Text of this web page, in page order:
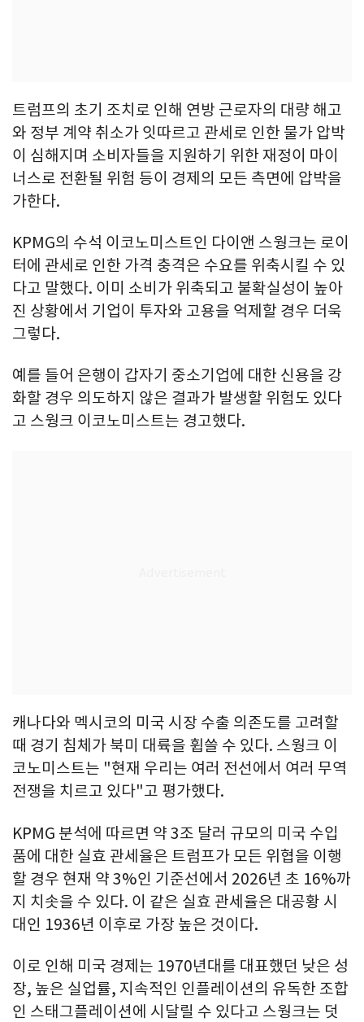
트럼프의 초기 조치로 인해 연방 근로자의 대량 해고
와 정부 계약 취소가 잇따르고 관세로 인한 물가 압박
이 심해지며 소비자들을 지원하기 위한 재정이 마이
너스로 전환될 위험 등이 경제의 모든 측면에 압박을
가한다.
KPMG의 수석 이코노미스트인 다이앤 스웡크는 로이
터에 관세로 인한 가격 충격은 수요를 위축시킬 수 있
다고 말했다. 이미 소비가 위축되고 불확실성이 높아
진 상황에서 기업이 투자와 고용을 억제할 경우 더욱
그렇다.
예를 들어 은행이 갑자기 중소기업에 대한 신용을 강
화할 경우 의도하지 않은 결과가 발생할 위험도 있다
고 스웡크 이코노미스트는 경고했다.
캐나다와 멕시코의 미국 시장 수출 의존도를 고려할
때 경기 침체가 북미 대륙을 휩쓸 수 있다. 스웡크 이
코노미스트는 "현재 우리는 여러 전선에서 여러 무역
전쟁을 치르고 있다"고 평가했다.
KPMG 분석에 따르면 약 3조 달러 규모의 미국 수입
품에 대한 실효 관세율은 트럼프가 모든 위협을 이행
할 경우 현재 약 3%인 기준선에서 2026년 초 16%까
지 치솟을 수 있다. 이 같은 실효 관세율은 대공황 시
대인 1936년 이후로 가장 높은 것이다.
이로 인해 미국 경제는 1970년대를 대표했던 낮은 성
장, 높은 실업률, 지속적인 인플레이션의 유독한 조합
인 스태그플레이션에 시달릴 수 있다고 스웡크는 덧